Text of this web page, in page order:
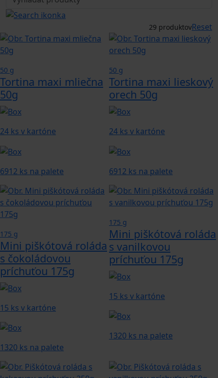
29 produktovReset
50 g
Tortina maxi mliečna
50g
24 ks v kartóne
6912 ks na palete
50 g
Tortina maxi lieskový
orech 50g
24 ks v kartóne
6912 ks na palete
175 g
Mini piškótová roláda
s čokoládovou
príchuťou 175g
15 ks v kartóne
1320 ks na palete
175 g
Mini piškótová roláda
s vanilkovou
príchuťou 175g
15 ks v kartóne
1320 ks na palete